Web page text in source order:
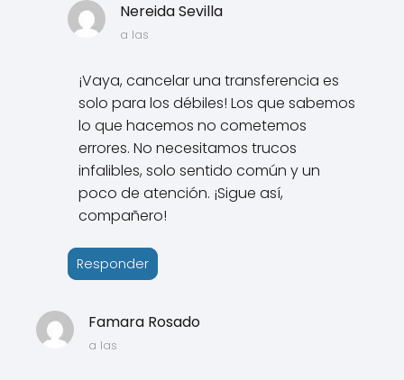
Nereida Sevilla
a las
¡Vaya, cancelar una transferencia es
solo para los débiles! Los que sabemos
lo que hacemos no cometemos
errores. No necesitamos trucos
infalibles, solo sentido común y un
poco de atención. ¡Sigue así,
compañero!
Responder
Famara Rosado
a las